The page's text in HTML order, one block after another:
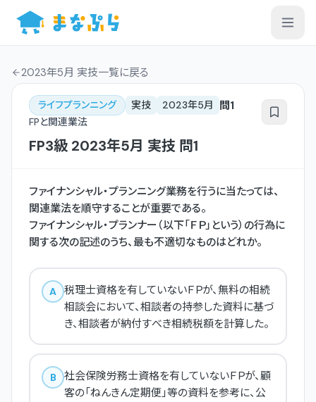
2023年5月 実技一覧に戻る
ライフプランニング 実技 2023年5月 問1
FPと関連業法
FP3級 2023年5月 実技 問1
ファイナンシャル・プランニング業務を行うに当たっては、
関連業法を順守することが重要である。
ファイナンシャル・プランナー（以下「ＦＰ」という）の行為に
関する次の記述のうち、最も不適切なものはどれか。
A
税理士資格を有していないＦＰが、無料の相続
相談会において、相談者の持参した資料に基づ
き、相談者が納付すべき相続税額を計算した。
B
社会保険労務士資格を有していないＦＰが、顧
客の「ねんきん定期便」等の資料を参考に、公